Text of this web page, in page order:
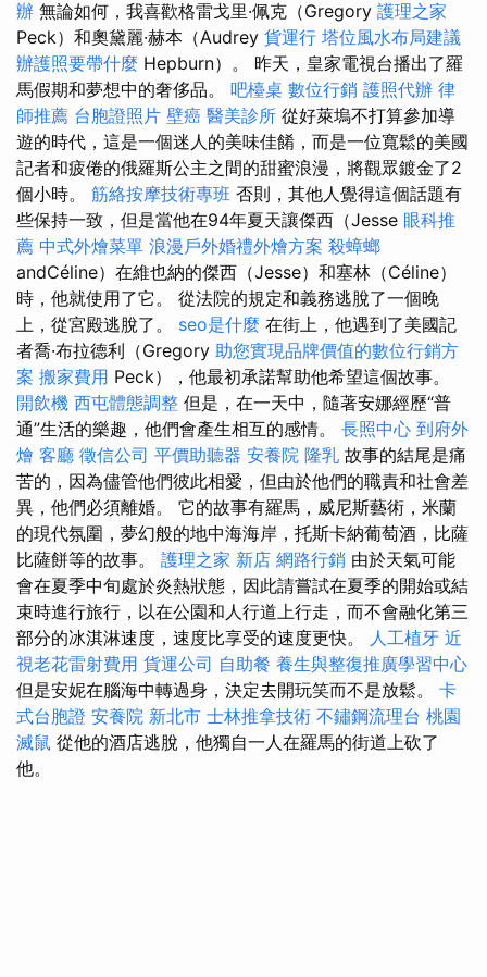
辦 無論如何，我喜歡格雷戈里·佩克（Gregory 護理之家
Peck）和奧黛麗·赫本（Audrey 貨運行 塔位風水布局建議
辦護照要帶什麼 Hepburn）。 昨天，皇家電視台播出了羅
馬假期和夢想中的奢侈品。 吧檯桌 數位行銷 護照代辦 律
師推薦 台胞證照片 壁癌 醫美診所 從好萊塢不打算參加導
遊的時代，這是一個迷人的美味佳餚，而是一位寬鬆的美國
記者和疲倦的俄羅斯公主之間的甜蜜浪漫，將觀眾鍍金了2
個小時。 筋絡按摩技術專班 否則，其他人覺得這個話題有
些保持一致，但是當他在94年夏天讓傑西（Jesse 眼科推
薦 中式外燴菜單 浪漫戶外婚禮外燴方案 殺蟑螂
andCéline）在維也納的傑西（Jesse）和塞林（Céline）
時，他就使用了它。 從法院的規定和義務逃脫了一個晚
上，從宮殿逃脫了。 seo是什麼 在街上，他遇到了美國記
者喬·布拉德利（Gregory 助您實現品牌價值的數位行銷方
案 搬家費用 Peck），他最初承諾幫助他希望這個故事。
開飲機 西屯體態調整 但是，在一天中，隨著安娜經歷“普
通”生活的樂趣，他們會產生相互的感情。 長照中心 到府外
燴 客廳 徵信公司 平價助聽器 安養院 隆乳 故事的結尾是痛
苦的，因為儘管他們彼此相愛，但由於他們的職責和社會差
異，他們必須離婚。 它的故事有羅馬，威尼斯藝術，米蘭
的現代氛圍，夢幻般的地中海海岸，托斯卡納葡萄酒，比薩
比薩餅等的故事。 護理之家 新店 網路行銷 由於天氣可能
會在夏季中旬處於炎熱狀態，因此請嘗試在夏季的開始或結
束時進行旅行，以在公園和人行道上行走，而不會融化第三
部分的冰淇淋速度，速度比享受的速度更快。 人工植牙 近
視老花雷射費用 貨運公司 自助餐 養生與整復推廣學習中心
但是安妮在腦海中轉過身，決定去開玩笑而不是放鬆。 卡
式台胞證 安養院 新北市 士林推拿技術 不鏽鋼流理台 桃園
滅鼠 從他的酒店逃脫，他獨自一人在羅馬的街道上砍了
他。